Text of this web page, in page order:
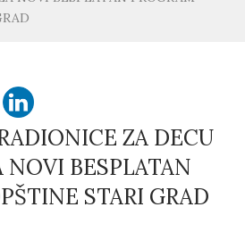
ZA DECU
NOVI BESPLATAN
STARI GRAD